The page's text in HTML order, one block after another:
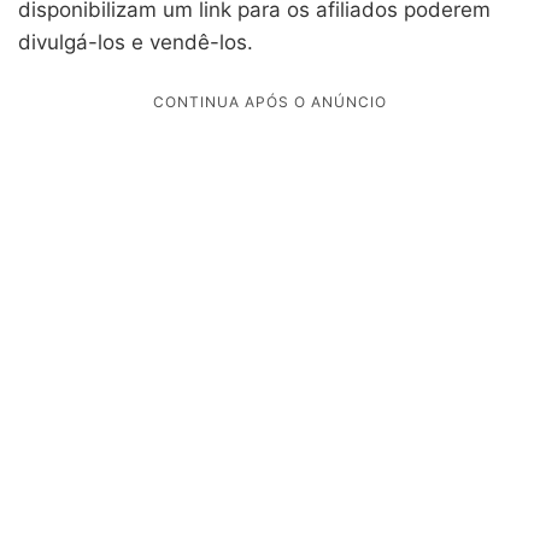
disponibilizam um link para os afiliados poderem
divulgá-los e vendê-los.